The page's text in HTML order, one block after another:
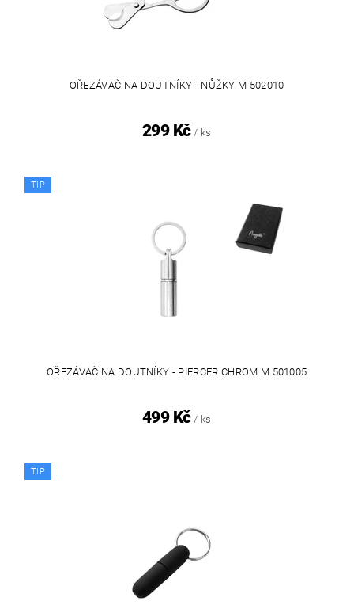
OŘEZÁVAČ NA DOUTNÍKY - NŮŽKY M 502010
299 Kč / ks
TIP
OŘEZÁVAČ NA DOUTNÍKY - PIERCER CHROM M 501005
499 Kč / ks
TIP